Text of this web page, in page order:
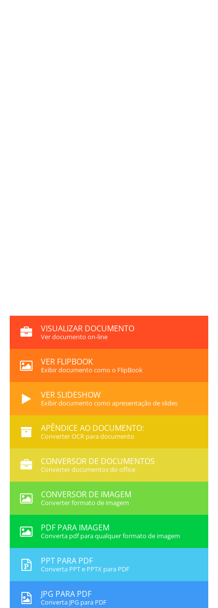
VISUALIZAR DOCUMENTO
Ver documento on-line
VER FLIPBOOK
Exibir documento como o FlipBook
VER SLIDESHOW
Exibir documento como apresentação de slides
APÊNDICE AO DOCUMENTO:
Converter OCR para documento
CONVERSOR DE DOCUMENTOS
Converter documentos do office
CONVERSOR DE IMAGEM
Converter formato de imagem
PDF PARA IMAGEM
Converta pdf para qualquer formato de imagem
PPT PARA PDF
Converta PPT e PPTX para PDF
JPG PARA PDF
Converta JPG para PDF